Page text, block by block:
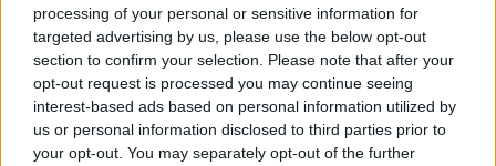
processing of your personal or sensitive information for
targeted advertising by us, please use the below opt-out
section to confirm your selection. Please note that after your
opt-out request is processed you may continue seeing
interest-based ads based on personal information utilized by
us or personal information disclosed to third parties prior to
your opt-out. You may separately opt-out of the further